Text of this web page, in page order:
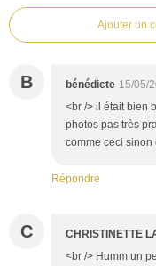
Ajouter un
B bénédicte 15/05/
<br /> il était bien
photos pas très
comme ceci sinon
Répondre
C CHRISTINETTE
<br /> Humm un